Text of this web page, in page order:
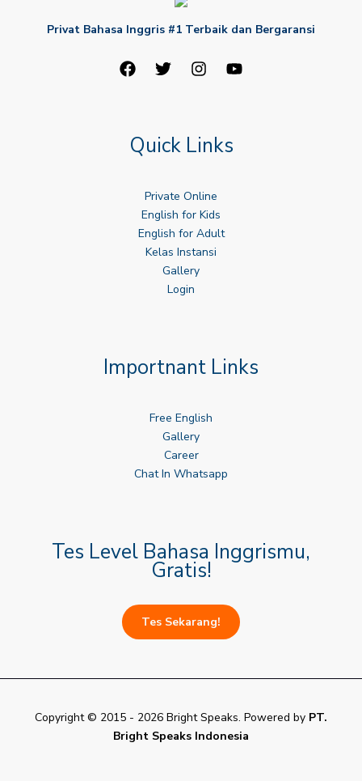
Privat Bahasa Inggris #1 Terbaik dan Bergaransi
Quick Links
Private Online
English for Kids
English for Adult
Kelas Instansi
Gallery
Login
Importnant Links
Free English
Gallery
Career
Chat In Whatsapp
Tes Level Bahasa Inggrismu,
Gratis!
Tes Sekarang!
Copyright © 2015 - 2026 Bright Speaks. Powered by PT.
Bright Speaks Indonesia